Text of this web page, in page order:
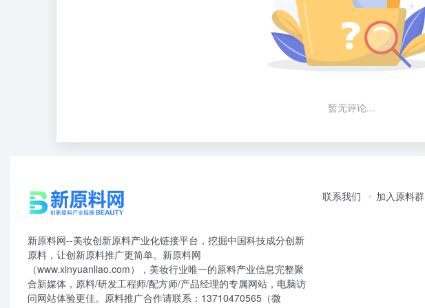
暂无评论...
新原料网--美妆创新原料产业化链接平台，挖掘中国科技成分创新
原料，让创新原料推广更简单。新原料网
（www.xinyuanliao.com），美妆行业唯一的原料产业信息完整聚
合新媒体，原料/研发工程师/配方师/产品经理的专属网站，电脑访
问网站体验更佳。原料推广合作请联系：13710470565（微
联系我们 加入原料群